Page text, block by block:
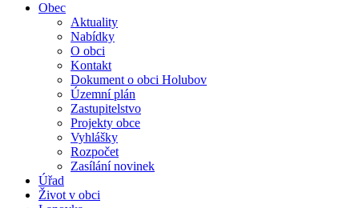
Obec
Aktuality
Nabídky
O obci
Kontakt
Dokument o obci Holubov
Územní plán
Zastupitelstvo
Projekty obce
Vyhlášky
Rozpočet
Zasílání novinek
Úřad
Život v obci